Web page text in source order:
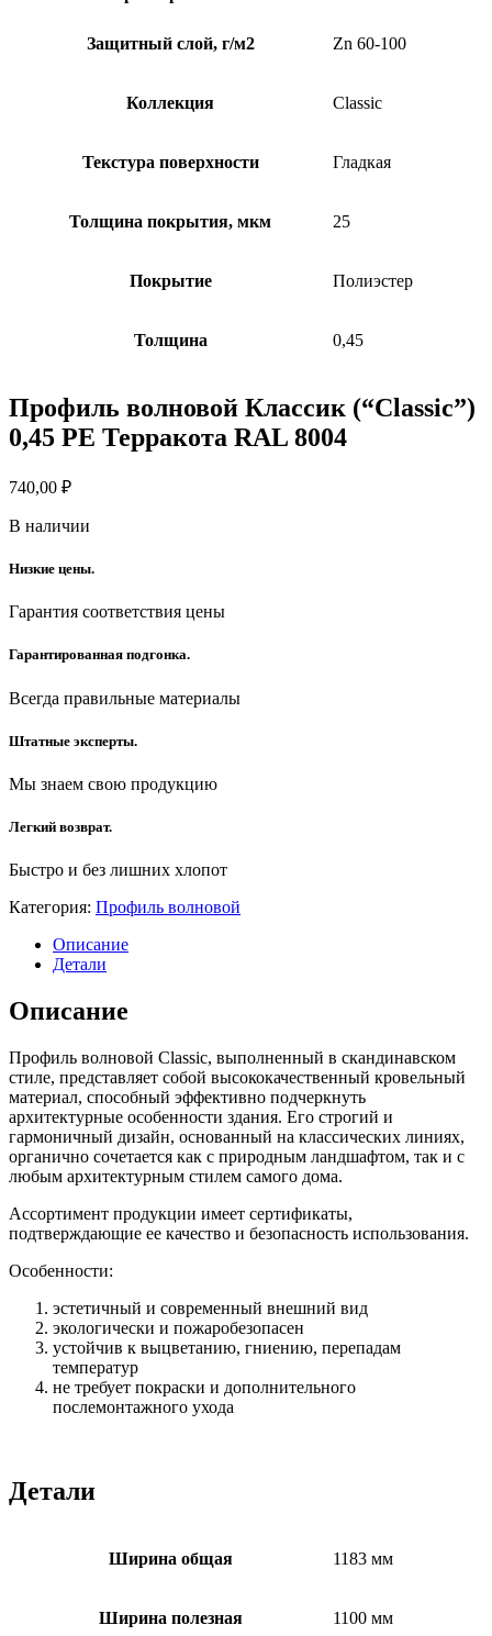
Защитный слой, г/м2 Zn 60-100
Коллекция Classic
Текстура поверхности Гладкая
Толщина покрытия, мкм 25
Покрытие Полиэстер
Толщина 0,45
Профиль волновой Классик (“Classic”)
0,45 PE Терракота RAL 8004
740,00 ₽
В наличии
Низкие цены.
Гарантия соответствия цены
Гарантированная подгонка.
Всегда правильные материалы
Штатные эксперты.
Мы знаем свою продукцию
Легкий возврат.
Быстро и без лишних хлопот
Категория: Профиль волновой
Описание
Детали
Описание
Профиль волновой Classic, выполненный в скандинавском
стиле, представляет собой высококачественный кровельный
материал, способный эффективно подчеркнуть
архитектурные особенности здания. Его строгий и
гармоничный дизайн, основанный на классических линиях,
органично сочетается как с природным ландшафтом, так и с
любым архитектурным стилем самого дома.
Ассортимент продукции имеет сертификаты,
подтверждающие ее качество и безопасность использования.
Особенности:
эстетичный и современный внешний вид
экологически и пожаробезопасен
устойчив к выцветанию, гниению, перепадам
температур
не требует покраски и дополнительного
послемонтажного ухода
Детали
Ширина общая 1183 мм
Ширина полезная 1100 мм